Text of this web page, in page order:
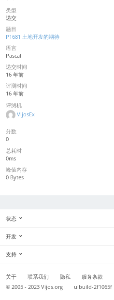
类型
递交
题目
P1681 土地开发的期待
语言
Pascal
递交时间
16 年前
评测时间
16 年前
评测机
VijosEx
分数
0
总耗时
0ms
峰值内存
0 Bytes
状态
开发
支持
关于 联系我们 隐私 服务条款
© 2005 - 2023Vijos.org uibuild-2f1065f